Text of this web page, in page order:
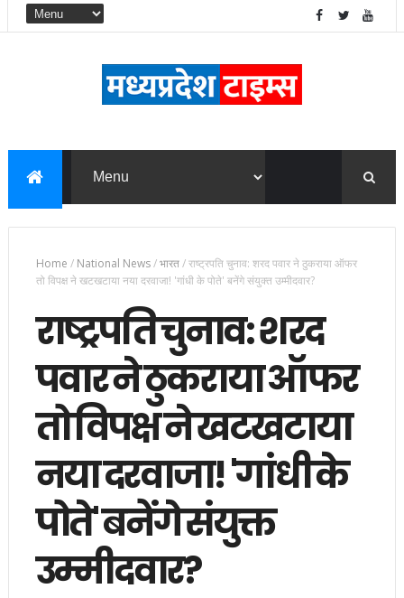
Home / National News/भारत/राष्ट्रपति चुनाव: शरद पवार ने ठुकराया ऑफर
तो विपक्ष ने खटखटाया नया दरवाजा! 'गांधी के पोते' बनेंगे संयुक्त उम्मीदवार?
राष्ट्रपति चुनाव: शरद
पवार ने ठुकराया ऑफर
तो विपक्ष ने खटखटाया
नया दरवाजा! 'गांधी के
पोते' बनेंगे संयुक्त
उम्मीदवार?